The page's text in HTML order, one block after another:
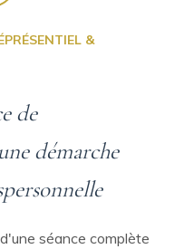
&
de
démarche
séance complète